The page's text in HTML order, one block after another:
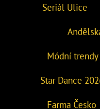
Seriál Ulice
Módní
Star Dance
Farma Česko